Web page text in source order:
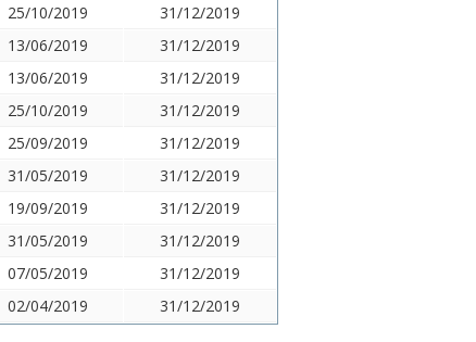
25/10/2019
31/12/2019
13/06/2019
31/12/2019
13/06/2019
31/12/2019
25/10/2019
31/12/2019
25/09/2019
31/12/2019
31/05/2019
31/12/2019
19/09/2019
31/12/2019
31/05/2019
31/12/2019
07/05/2019
31/12/2019
02/04/2019 31/12/2019